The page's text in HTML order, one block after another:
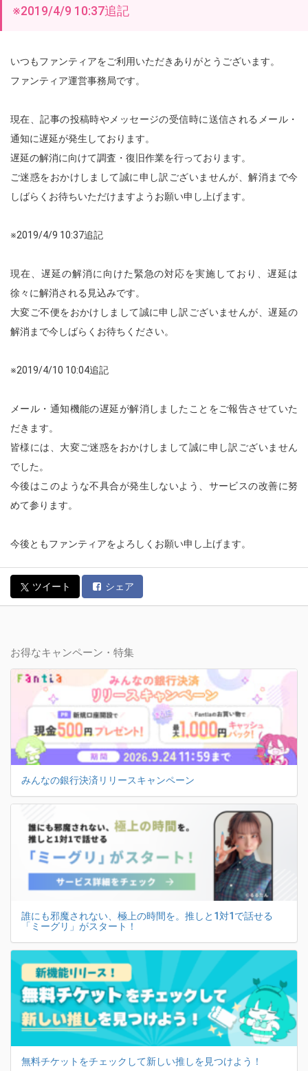
※2019/4/9 10:37追記
いつもファンティアをご利用いただきありがとうございます。
ファンティア運営事務局です。
現在、記事の投稿時やメッセージの受信時に送信されるメール・
通知に遅延が発生しております。
遅延の解消に向けて調査・復旧作業を行っております。
ご迷惑をおかけしまして誠に申し訳ございませんが、解消まで今
しばらくお待ちいただけますようお願い申し上げます。
※2019/4/9 10:37追記
現在、遅延の解消に向けた緊急の対応を実施しており、遅延は
徐々に解消される見込みです。
大変ご不便をおかけしまして誠に申し訳ございませんが、遅延の
解消まで今しばらくお待ちください。
※2019/4/10 10:04追記
メール・通知機能の遅延が解消しましたことをご報告させていた
だきます。
皆様には、大変ご迷惑をおかけしまして誠に申し訳ございません
でした。
今後はこのような不具合が発生しないよう、サービスの改善に努
めて参ります。
今後ともファンティアをよろしくお願い申し上げます。
ツイート シェア
お得なキャンペーン・特集
みんなの銀行決済リリースキャンペーン
誰にも邪魔されない、極上の時間を。推しと1対1で話せる
「ミーグリ」がスタート！
無料チケットをチェックして新しい推しを見つけよう！